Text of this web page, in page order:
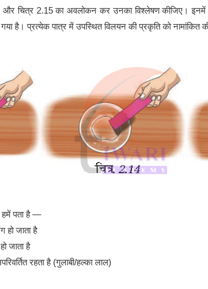
और चित्र 2.15 का अवलोकन कर उनका विश्लेषण कीजिए। इनमें
गया है। प्रत्येक पात्र में उपस्थित विलयन की प्रकृति को नामांकित
हमें पता है —
जाता है
जाता है
रहता है (गुलाबी/हल्का लाल)